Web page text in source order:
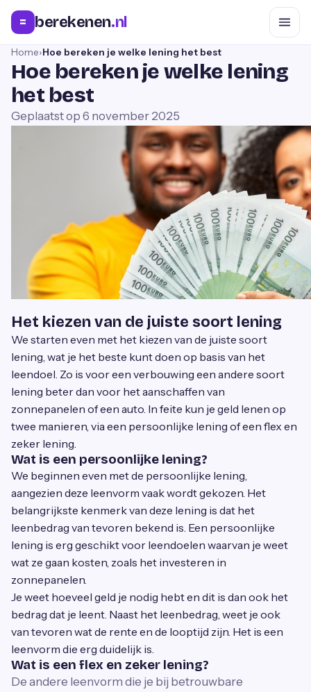
= berekenen.nl
Home›Hoe bereken je welke lening het best
Hoe bereken je welke lening
het best
Geplaatst op 6 november 2025
Het kiezen van de juiste soort lening
We starten even met het kiezen van de juiste soort
lening, wat je het beste kunt doen op basis van het
leendoel. Zo is voor een verbouwing een andere soort
lening beter dan voor het aanschaffen van
zonnepanelen of een auto. In feite kun je geld lenen op
twee manieren, via een persoonlijke lening of een flex en
zeker lening.
Wat is een persoonlijke lening?
We beginnen even met de persoonlijke lening,
aangezien deze leenvorm vaak wordt gekozen. Het
belangrijkste kenmerk van deze lening is dat het
leenbedrag van tevoren bekend is. Een persoonlijke
lening is erg geschikt voor leendoelen waarvan je weet
wat ze gaan kosten, zoals het investeren in
zonnepanelen.
Je weet hoeveel geld je nodig hebt en dit is dan ook het
bedrag dat je leent. Naast het leenbedrag, weet je ook
van tevoren wat de rente en de looptijd zijn. Het is een
leenvorm die erg duidelijk is.
Wat is een flex en zeker lening?
De andere leenvorm die je bij betrouwbare